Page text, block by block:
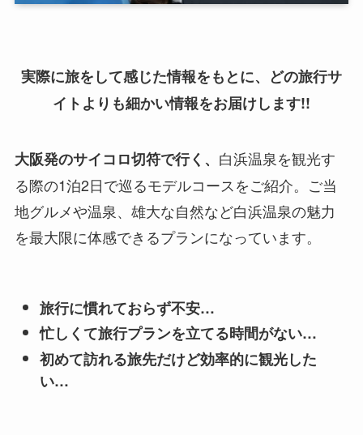
実際に旅をして感じた情報をもとに、どの旅行サ
イトよりも細かい情報をお届けします!!
大阪発のサイコロ切符で行く、 白浜温泉を観光す
る際の1泊2日で巡るモデルコースをご紹介。ご当
地グルメや温泉、雄大な自然など白浜温泉の魅力
を最大限に体感できるプランになっています。
旅行に慣れておらず不安…
忙しくて旅行プランを立てる時間がない…
初めて訪れる旅先だけど効率的に観光した
い…